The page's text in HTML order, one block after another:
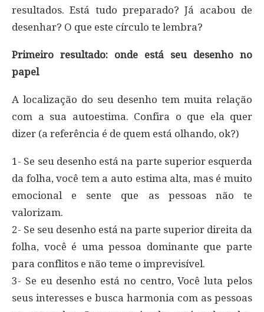
resultados. Está tudo preparado? Já acabou de
desenhar? O que este círculo te lembra?
Primeiro resultado: onde está seu desenho no
papel
A localização do seu desenho tem muita relação
com a sua autoestima. Confira o que ela quer
dizer (a referência é de quem está olhando, ok?)
1- Se seu desenho está na parte superior esquerda
da folha, você tem a auto estima alta, mas é muito
emocional e sente que as pessoas não te
valorizam.
2- Se seu desenho está na parte superior direita da
folha, você é uma pessoa dominante que parte
para conflitos e não teme o imprevisível.
3- Se eu desenho está no centro, Você luta pelos
seus interesses e busca harmonia com as pessoas